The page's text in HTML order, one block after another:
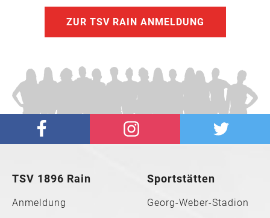
ZUR TSV RAIN ANMELDUNG
TSV 1896 Rain
Anmeldung
Sportstätten
Georg-Weber-Stadion